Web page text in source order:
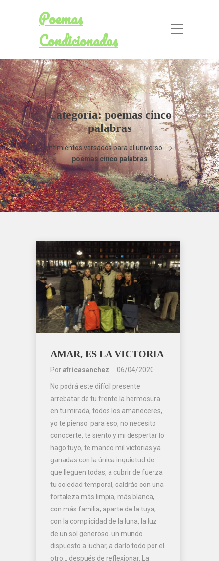
Poemas
Condicionados
Categoría:poemas cinco
palabras
Sentimientos versados para el universo
poemas cinco palabras
AMAR, ES LA VICTORIA
Porafricasanchez 06/04/2020
No podrá este difícil presente
arrebatar de tu frente la hermosura
en tu mirada, todos los amaneceres,
yo te pienso, para eso, no necesito
conocerte, te siento y mi despertar lo
hago tuyo, te mando mil victorias ya
ganadas con la única inquietud de
que lleguen todas, a cubrir de fuerza
tu soledad temporal, saldrás con una
fortaleza más limpia, más blanca,
con más familia, aparte de la tuya,
con la complicidad de la luna, la luz
de un sol generoso, un mundo
dispuesto a luchar, a darlo todo por el
otro… después de reflexionar. La